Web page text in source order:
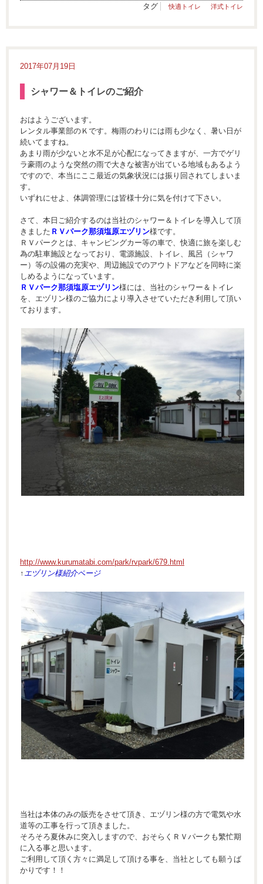
タグ 快適トイレ 洋式トイレ
2017年07月19日
シャワー＆トイレのご紹介
おはようございます。
レンタル事業部のＫです。梅雨のわりには雨も少なく、暑い日が
続いてますね。
あまり雨が少ないと水不足が心配になってきますが、一方でゲリ
ラ豪雨のような突然の雨で大きな被害が出ている地域もあるよう
ですので、本当にここ最近の気象状況には振り回されてしまいま
す。
いずれにせよ、体調管理には皆様十分に気を付けて下さい。
さて、本日ご紹介するのは当社のシャワー＆トイレを導入して頂
きました ＲＶパーク那須塩原エヅリン様です。
ＲＶパークとは、キャンピングカー等の車で、快適に旅を楽しむ
為の駐車施設となっており、電源施設、トイレ、風呂（シャワ
ー）等の設備の充実や、周辺施設でのアウトドアなどを同時に楽
しめるようになっています。
ＲＶパーク那須塩原エヅリン様には、当社のシャワー＆トイレ
を、エヅリン様のご協力により導入させていただき利用して頂い
ております。
http://www.kurumatabi.com/park/rvpark/679.html
↑ エヅリン様紹介ページ
当社は本体のみの販売をさせて頂き、エヅリン様の方で電気や水
道等の工事を行って頂きました。
そろそろ夏休みに突入しますので、おそらくＲＶパークも繁忙期
に入る事と思います。
ご利用して頂く方々に満足して頂ける事を、当社としても願うば
かりです！！